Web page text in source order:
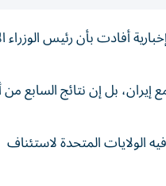
أفادت بأن رئيس الوزراء
بل ‌إن نتائج السابع من
المتحدة ‌لاستئناف